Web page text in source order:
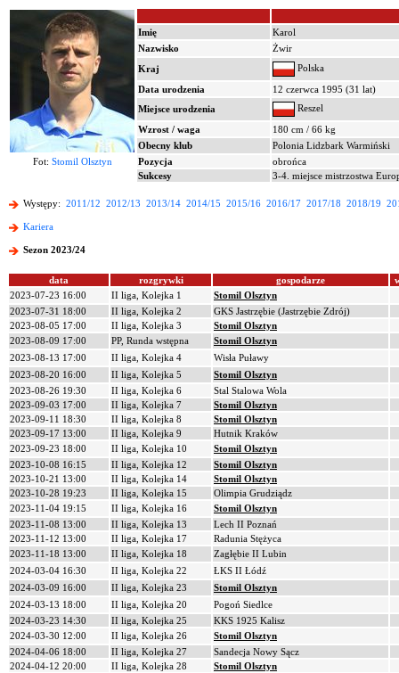
Imię
Karol
Nazwisko
Żwir
Kraj
Polska
Data urodzenia
12 czerwca 1995 (31 lat)
Miejsce urodzenia
Reszel
Wzrost / waga
180 cm / 66 kg
Obecny klub
Polonia Lidzbark Warmiński
Fot: Stomil Olsztyn Pozycja
obrońca
Sukcesy
3-4. miejsce mistrzostwa
Występy: 2011/12 2012/13 2013/14 2014/15 2015/16 2016/17 2017/18 2018/19
Kariera
Sezon 2023/24
data rozgrywki gospodarze
2023-07-23 16:00
II liga, Kolejka 1
Stomil Olsztyn
2023-07-31 18:00
II liga, Kolejka 2
GKS Jastrzębie (Jastrzębie Zdrój)
2023-08-05 17:00
II liga, Kolejka 3
Stomil Olsztyn
2023-08-09 17:00
PP, Runda wstępna
Stomil Olsztyn
2023-08-13 17:00
II liga, Kolejka 4
Wisła Puławy
2023-08-20 16:00
II liga, Kolejka 5
Stomil Olsztyn
2023-08-26 19:30
II liga, Kolejka 6
Stal Stalowa Wola
2023-09-03 17:00
II liga, Kolejka 7
Stomil Olsztyn
2023-09-11 18:30
II liga, Kolejka 8
Stomil Olsztyn
2023-09-17 13:00
II liga, Kolejka 9
Hutnik Kraków
2023-09-23 18:00
II liga, Kolejka 10
Stomil Olsztyn
2023-10-08 16:15
II liga, Kolejka 12
Stomil Olsztyn
2023-10-21 13:00
II liga, Kolejka 14
Stomil Olsztyn
2023-10-28 19:23
II liga, Kolejka 15
Olimpia Grudziądz
2023-11-04 19:15
II liga, Kolejka 16
Stomil Olsztyn
2023-11-08 13:00
II liga, Kolejka 13
Lech II Poznań
2023-11-12 13:00
II liga, Kolejka 17
Radunia Stężyca
2023-11-18 13:00
II liga, Kolejka 18
Zagłębie II Lubin
2024-03-04 16:30
II liga, Kolejka 22
ŁKS II Łódź
2024-03-09 16:00
II liga, Kolejka 23
Stomil Olsztyn
2024-03-13 18:00
II liga, Kolejka 20
Pogoń Siedlce
2024-03-23 14:30
II liga, Kolejka 25
KKS 1925 Kalisz
2024-03-30 12:00
II liga, Kolejka 26
Stomil Olsztyn
2024-04-06 18:00
II liga, Kolejka 27
Sandecja Nowy Sącz
2024-04-12 20:00
II liga, Kolejka 28
Stomil Olsztyn